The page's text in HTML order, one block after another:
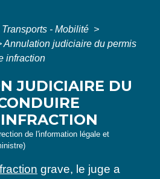
Transports - Mobilité >
Annulation judiciaire du permis
infraction
JUDICIAIRE DU
de l'information légale et
grave, le juge a